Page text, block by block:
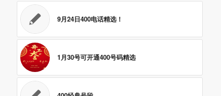
9月24日400电话精选！
1月30号可开通400号码精选